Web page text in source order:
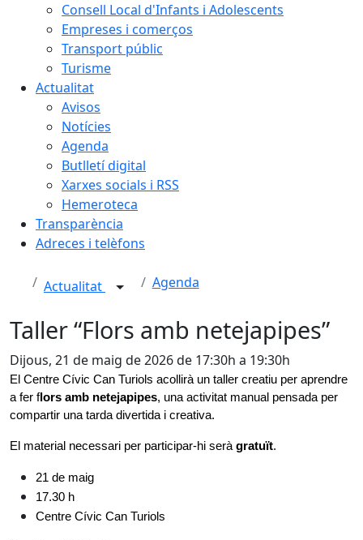
Consell Local d'Infants i Adolescents
Empreses i comerços
Transport públic
Turisme
Actualitat
Avisos
Notícies
Agenda
Butlletí digital
Xarxes socials i RSS
Hemeroteca
Transparència
Adreces i telèfons
Actualitat Agenda
Taller “Flors amb netejapipes”
Dijous, 21 de maig de 2026 de 17:30h a 19:30h
El Centre Cívic Can Turiols acollirà un taller creatiu per aprendre
a fer flors amb netejapipes, una activitat manual pensada per
compartir una tarda divertida i creativa.
El material necessari per participar-hi serà gratuït.
21 de maig
17.30 h
Centre Cívic Can Turiols